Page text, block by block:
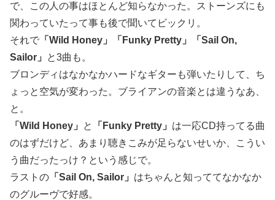
で、この人の事はほとんど知らなかった。ストーンズにも
関わっていたって事も後で聞いてビックリ。
それで 「Wild Honey」「Funky Pretty」「Sail On,
Sailor」
と3曲も。
ブロンディはなかなかハードなギターも弾いたりして、ち
ょっと空気が変わった。ブライアンの音楽とは違うなあ、
と。
「Wild Honey」
と 「Funky Pretty」 は一応CD持ってる曲
のはずだけど、あまり聴きこみが足らないせいか、こうい
う曲だったっけ？という感じで。
ラストの 「Sail On, Sailor」 はちゃんと知っててなかなか
のグルーヴで好感。